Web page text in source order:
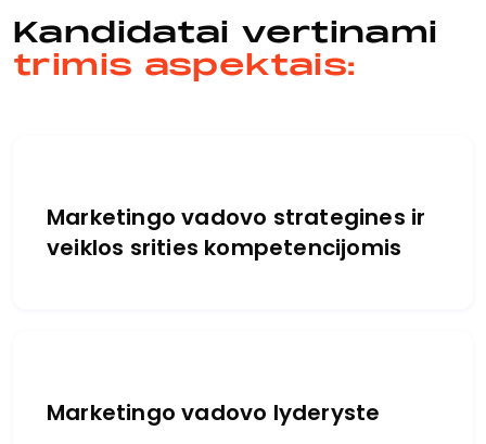
Kandidatai vertinami
trimis aspektais:
Marketingo vadovo strategines ir
veiklos srities kompetencijomis
Marketingo vadovo lyderyste